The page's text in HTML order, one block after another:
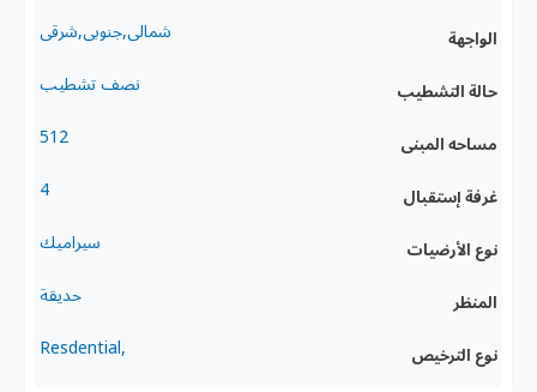
الواجهة شمالى,جنوبى,شرقى
حالة التشطيب نصف تشطيب
مساحه المبنى 512
غرفة إستقبال 4
نوع الأرضيات سيراميك
المنظر حديقة
نوع الترخيص ,Resdential